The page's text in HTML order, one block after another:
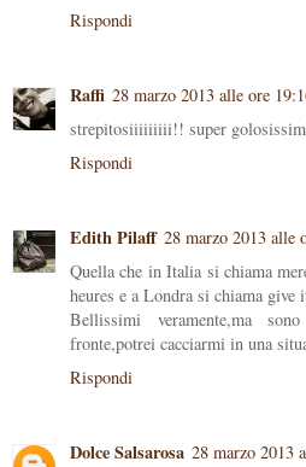
Rispondi
Raffi 28 marzo 2013 alle ore
strepitosiiiiiiiii!! super
Rispondi
Edith Pilaff 28 marzo 2013 alle
Quella che in Italia si chiama
heures e a Londra si chiama give
Bellissimi veramente,ma
fronte,potrei cacciarmi in una
Rispondi
Dolce Salsarosa 28 marzo 2013